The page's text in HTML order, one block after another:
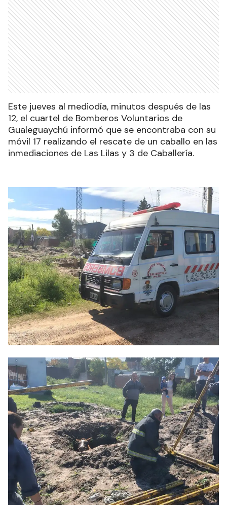
Este jueves al mediodía, minutos después de las
12, el cuartel de Bomberos Voluntarios de
Gualeguaychú informó que se encontraba con su
móvil 17 realizando el rescate de un caballo en las
inmediaciones de Las Lilas y 3 de Caballería.